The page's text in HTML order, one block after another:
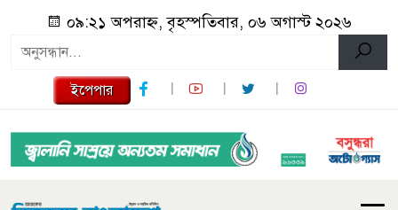
০৯:২১ অপরাহ্ন, বৃহস্পতিবার, ০৬ অগাস্ট ২০২৬
ইপেপার